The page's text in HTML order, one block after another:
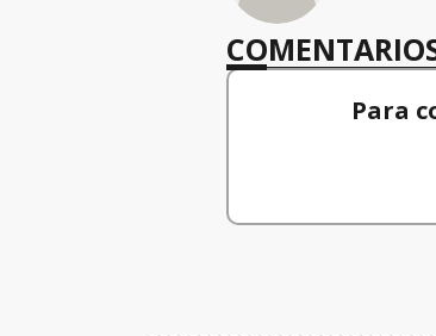
Para